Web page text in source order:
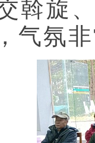
斡旋
气氛